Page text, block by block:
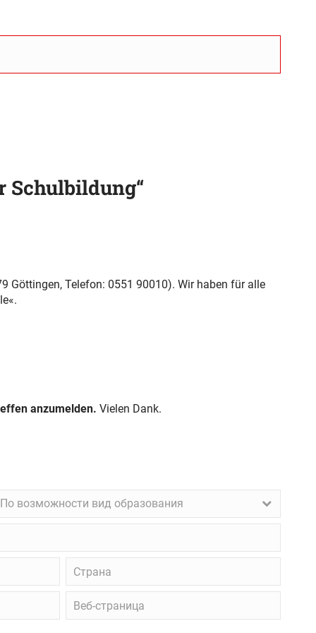
Göttingen, Telefon: 0551 90010). Wir haben für alle
anzumelden. Vielen Dank.
По возможности вид образования
Страна
Веб-
страница